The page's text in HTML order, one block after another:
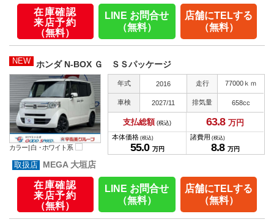
在庫確認
来店予約
（無料）
LINE お問合せ
（無料）
店舗にTELする
（無料）
NEW ホンダ N-BOX Ｇ ＳＳパッケージ
カラー |白・ホワイト系
年式 2016 走行 77000ｋｍ
車検 2027/11 排気量 658cc
支払総額 (税込) 63.8 万円
本体価格 (税込)
55.0 万円
諸費用 (税込)
8.8 万円
MEGA 大垣店
在庫確認
来店予約
（無料）
LINE お問合せ
（無料）
店舗にTELする
（無料）